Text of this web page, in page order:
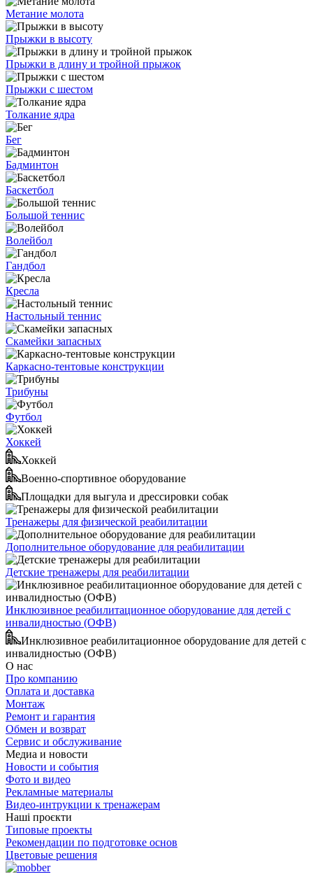
Метание молота
Прыжки в высоту
Прыжки в длину и тройной прыжок
Прыжки с шестом
Толкание ядра
Бег
Бадминтон
Баскетбол
Большой теннис
Волейбол
Гандбол
Кресла
Настольный теннис
Скамейки запасных
Каркасно-тентовые конструкции
Трибуны
Футбол
Хоккей
Хоккей
Военно-спортивное оборудование
Площадки для выгула и дрессировки собак
Тренажеры для физической реабилитации
Дополнительное оборудование для реабилитации
Детские тренажеры для реабилитации
Инклюзивное реабилитационное оборудование для детей с
инвалидностью (ОФВ)
Инклюзивное реабилитационное оборудование для детей с
инвалидностью (ОФВ)
О нас
Про компанию
Оплата и доставка
Монтаж
Ремонт и гарантия
Обмен и возврат
Сервис и обслуживание
Медиа и новости
Новости и события
Фото и видео
Рекламные материалы
Видео-интрукции к тренажерам
Наші проєкти
Типовые проекты
Рекомендации по подготовке основ
Цветовые решения